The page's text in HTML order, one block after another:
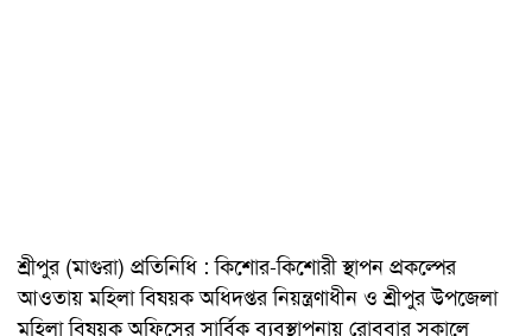
শ্রীপুর (মাগুরা) প্রতিনিধি : কিশোর-কিশোরী স্থাপন প্রকল্পের
আওতায় মহিলা বিষয়ক অধিদপ্তর নিয়ন্ত্রণাধীন ও শ্রীপুর উপজেলা
মহিলা বিষয়ক অফিসের সার্বিক ব্যবস্থাপনায় রোববার সকালে